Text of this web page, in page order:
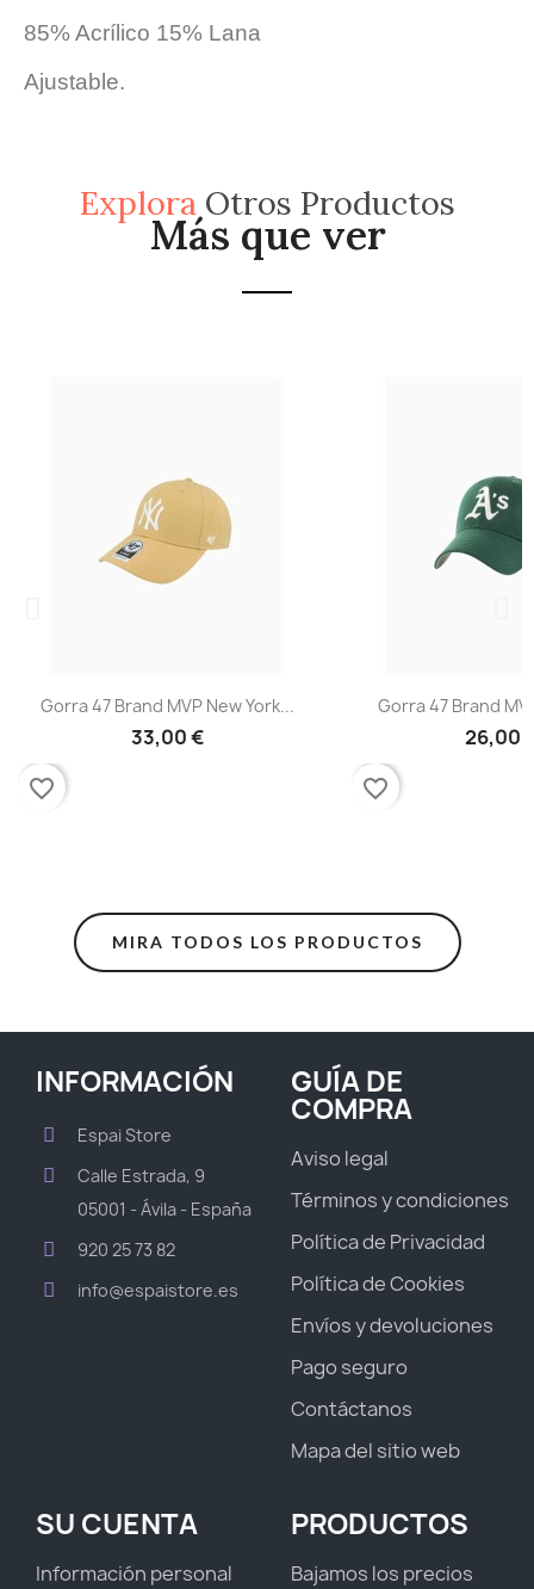
85% Acrílico 15% Lana
Ajustable.
ExploraOtros Productos
Más que ver
Gorra 47 Brand MVP New York...
33,00 €
favorite_border
Gorra 47 Brand
26,00
favorite_border
MIRA TODOS LOS PRODUCTOS
INFORMACIÓN
Espai Store
Calle Estrada, 9
05001 - Ávila - España
920 25 73 82
info@espaistore.es
GUÍA DE
COMPRA
Aviso legal
Términos y condiciones
Política de Privacidad
Política de Cookies
Envíos y devoluciones
Pago seguro
Contáctanos
Mapa del sitio web
SU CUENTA
Información personal
PRODUCTOS
Bajamos los precios